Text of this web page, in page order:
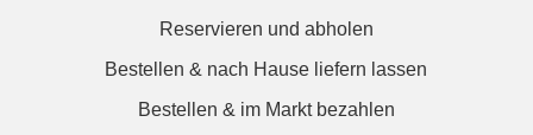
Reservieren und abholen
Bestellen & nach Hause liefern lassen
Bestellen & im Markt bezahlen